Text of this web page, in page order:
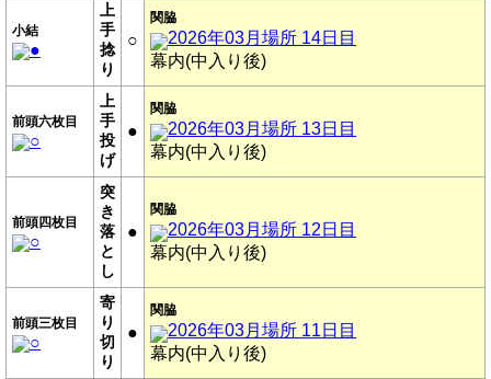
小結
●
上
手
捻
り
○
関脇
2026年03月場所 14日目
幕内(中入り後)
前頭六枚目
○
上
手
投
げ
●
関脇
2026年03月場所 13日目
幕内(中入り後)
前頭四枚目
○
突
き
落
と
し
●
関脇
2026年03月場所 12日目
幕内(中入り後)
前頭三枚目
○
寄
り
切
り
●
関脇
2026年03月場所 11日目
幕内(中入り後)